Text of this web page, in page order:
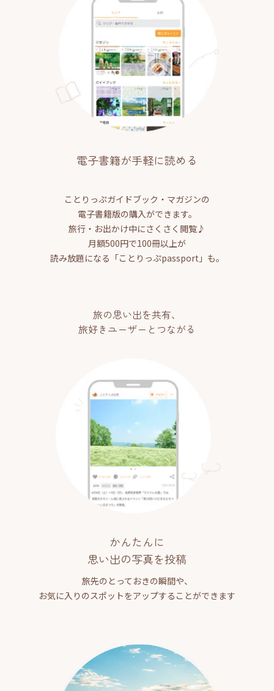
電子書籍が手軽に読める
ことりっぷガイドブック・マガジンの
電子書籍版の購入ができます。
旅行・お出かけ中にさくさく閲覧♪
月額500円で100冊以上が
読み放題になる「ことりっぷpassport」も。
旅の思い出を共有、
旅好きユーザーとつながる
かんたんに
思い出の写真を投稿
旅先のとっておきの瞬間や、
お気に入りのスポットをアップすることができます